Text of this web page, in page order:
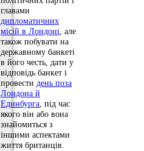
главами
дипломатичних
місій в Лондоні , але
також побувати на
державному банкеті
в його честь, дати у
відповідь банкет і
провести день поза
Лондона й
Единбурга , під час
якого він або вона
знайомиться з
іншими аспектами
життя британців.